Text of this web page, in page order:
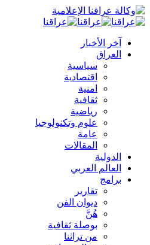
آخر الأخبار
العراق
سياسية
اقتصادية
امنية
ثقافية
رياضية
علوم وتكنولوجيا
عامة
المقالات
الدولية
العالم العربي
برامج
تقارير
ديوان الفن
هُنَّ
بوصلة ثقافية
من تراثنا